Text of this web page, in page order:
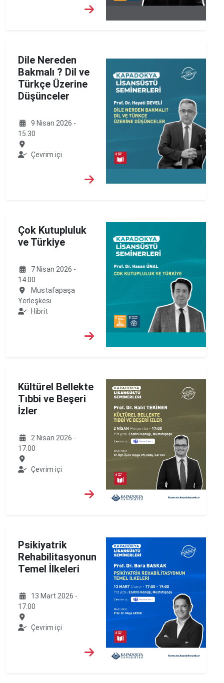
Dile Nereden
Bakmalı ? Dil ve
Türkçe Üzerine
Düşünceler
9 Nisan 2026 -
15.30
Çevrim içi
Çok Kutupluluk
ve Türkiye
7 Nisan 2026 -
14.00
Mustafapaşa
Yerleşkesi
Hibrit
Kültürel Bellekte
Tıbbi ve Beşeri
İzler
2 Nisan 2026 -
17.00
Çevrim içi
Psikiyatrik
Rehabilitasyonun
Temel İlkeleri
13 Mart 2026 -
17.00
Çevrim içi